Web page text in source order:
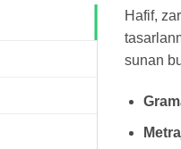
Hafif,
sunan